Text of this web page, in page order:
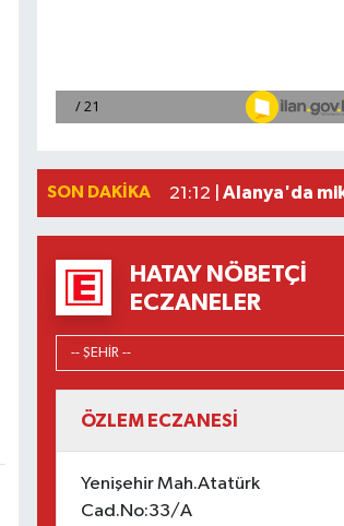
SON DAKIKA
2026 Air
21:12 | Alanya'da
HATAY NÖBETÇI
ECZANELER
ÖZLEM ECZANESİ
Yenişehir Mah.Atatürk
Cad.No:33/A